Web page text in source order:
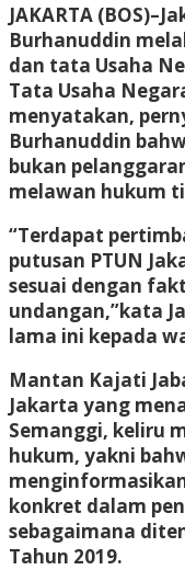
JAKARTA (BOS)
Burhanuddin
dan tata Usaha
Tata Usaha
menyatakan,
Burhanuddin
bukan
melawan hukum
“Terdapat
putusan PTUN
sesuai dengan
undangan,”kata
lama ini kepada
Mantan Kajati
Jakarta yang
Semanggi, keliru
hukum, yakni
konkret dalam
sebagaimana
Tahun 2019.